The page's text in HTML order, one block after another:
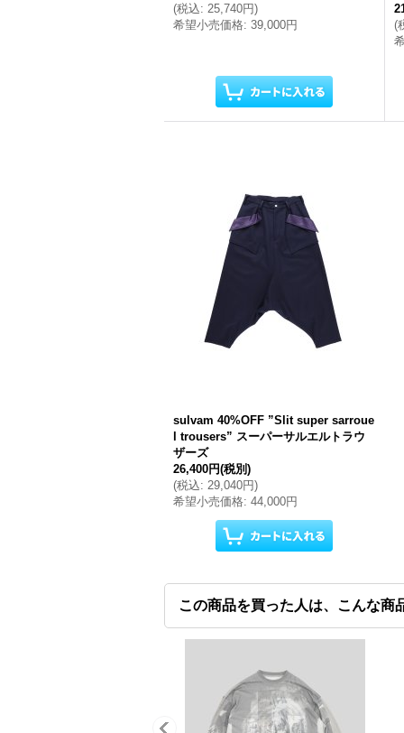
(税込: 25,740円)
希望小売価格: 39,000円
(
sulvam 40%OFF ”Slit super sarroue
l trousers” スーパーサルエルトラウ
ザーズ
26,400円(税別)
(税込: 29,040円)
希望小売価格: 44,000円
この商品を買った人は、こんな商